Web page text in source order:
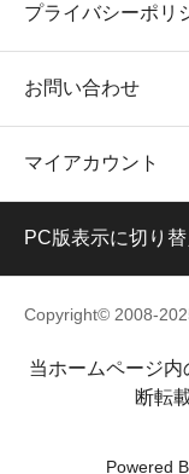
プライバシーポリ
お問い合わせ
マイアカウント
PC版表示に切り替
Copyright© 2008-
当ホームページ
断転
Powered